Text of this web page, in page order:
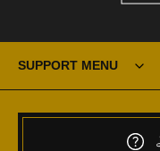
SUPPORT MENU